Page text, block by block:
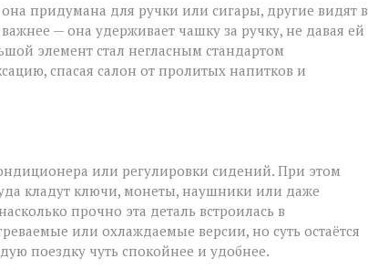
придумана для ручки или сигары, другие видят в
— она удерживает чашку за ручку, не давая ей
элемент стал негласным стандартом
спасая салон от пролитых напитков и
или регулировки сидений. При этом
кладут ключи, монеты, наушники или даже
прочно эта деталь встроилась в
или охлаждаемые версии, но суть остаётся
поездку чуть спокойнее и удобнее.